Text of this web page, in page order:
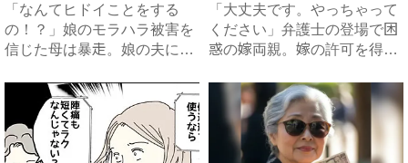
「なんてヒドイことをする
の！？」娘のモラハラ被害を
信じた母は暴走。娘の夫に電
「大丈夫です。やっちゃって
ください」弁護士の登場で困
惑の嫁両親。嫁の許可を得た